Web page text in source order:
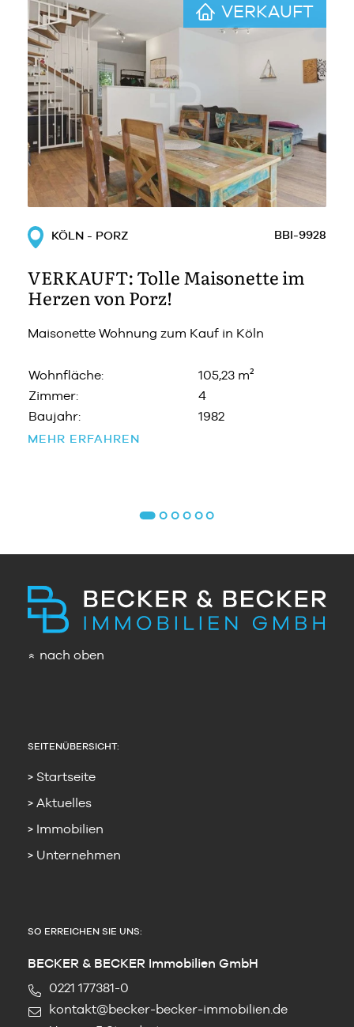
VERKAUFT
KÖLN - PORZ BBI-9928
VERKAUFT: Tolle Maisonette im
Herzen von Porz!
Maisonette Wohnung zum Kauf in Köln
Wohnfläche:
105,23 m²
Zimmer:
4
Baujahr:
1982
MEHR ERFAHREN
» nach oben
SEITENÜBERSICHT:
Startseite
Aktuelles
Immobilien
Unternehmen
SO ERREICHEN SIE UNS:
BECKER & BECKER Immobilien GmbH
0221 177381-0
kontakt@becker-becker-immobilien.de